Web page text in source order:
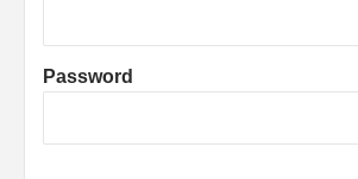
Password